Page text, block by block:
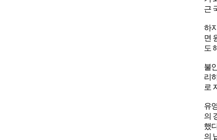
근
하
면
도
불
리
로
유
의
했
의